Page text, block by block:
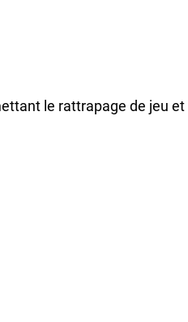
le rattrapage de jeu